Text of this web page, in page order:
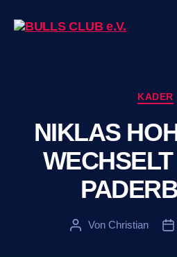
KADER
NIKLAS
Beitragsautor
Von Christian